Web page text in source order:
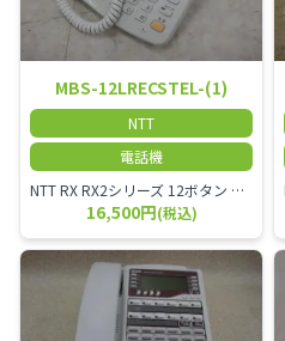
MBS-12LRECSTEL-(1)
NTT
電話機
NTT RX RX2シリーズ 12ボタン スター回線 録音電話機 MBS-12LRECSTEL-(1)
16,500円(税込)